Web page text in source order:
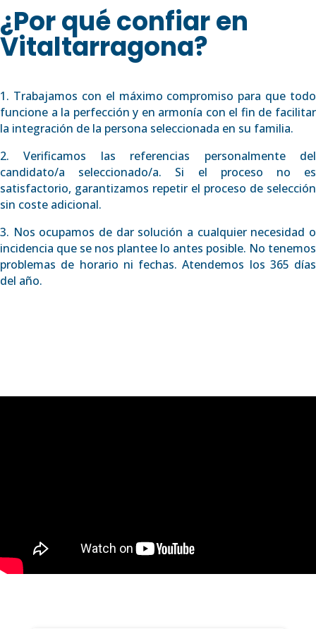
¿Por qué confiar en
Vitaltarragona?
1. Trabajamos con el máximo compromiso para que todo
funcione a la perfección y en armonía con el fin de facilitar
la integración de la persona seleccionada en su familia.
2. Verificamos las referencias personalmente del
candidato/a seleccionado/a. Si el proceso no es
satisfactorio, garantizamos repetir el proceso de selección
sin coste adicional.
3. Nos ocupamos de dar solución a cualquier necesidad o
incidencia que se nos plantee lo antes posible. No tenemos
problemas de horario ni fechas. Atendemos los 365 días
del año.